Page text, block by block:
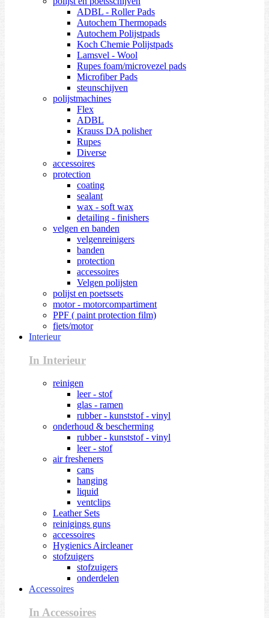
ADBL - Roller Pads
Autochem Thermopads
Autochem Polijstpads
Koch Chemie Polijstpads
Lamsvel - Wool
Rupes foam/microvezel pads
Microfiber Pads
steunschijven
polijstmachines
Flex
ADBL
Krauss DA polisher
Rupes
Diverse
accessoires
protection
coating
sealant
wax - soft wax
detailing - finishers
velgen en banden
velgenreinigers
banden
protection
accessoires
Velgen polijsten
polijst en poetssets
motor - motorcompartiment
PPF ( paint protection film)
fiets/motor
Interieur
In Interieur
reinigen
leer - stof
glas - ramen
rubber - kunststof - vinyl
onderhoud & bescherming
rubber - kunststof - vinyl
leer - stof
air fresheners
cans
hanging
liquid
ventclips
Leather Sets
reinigings guns
accessoires
Hygienics Aircleaner
stofzuigers
stofzuigers
onderdelen
Accessoires
In Accessoires